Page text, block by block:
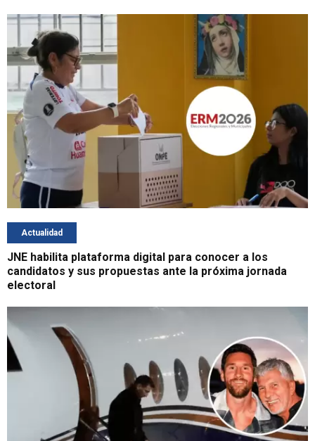
Actualidad
JNE habilita plataforma digital para conocer a los
candidatos y sus propuestas ante la próxima jornada
electoral